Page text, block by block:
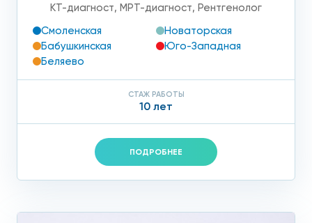
КТ-диагност, МРТ-диагност, Рентгенолог
Смоленская
Новаторская
Бабушкинская
Юго-Западная
Беляево
СТАЖ РАБОТЫ
10 лет
ПОДРОБНЕЕ